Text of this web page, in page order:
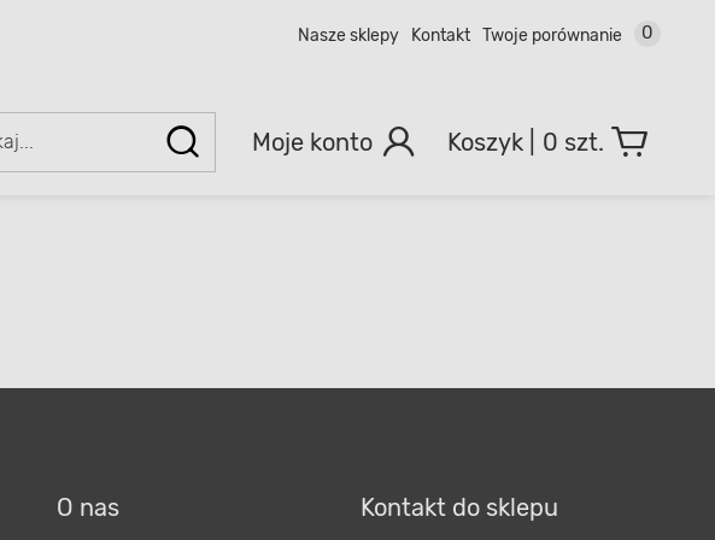
Nasze sklepy Kontakt Twoje porównanie 0
Moje konto 0 szt.
O nas Kontakt do sklepu